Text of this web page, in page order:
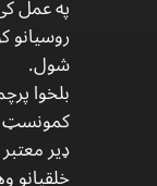
په عمل
روسیانو
شول.
بلخوا
کمونسټ
ډیر
خلقیانو